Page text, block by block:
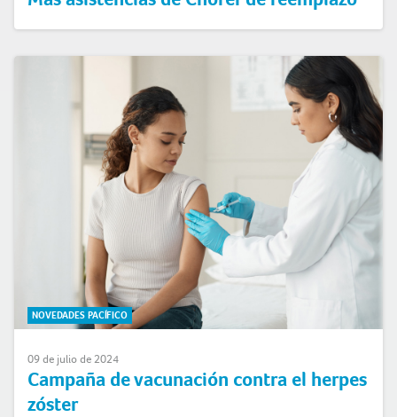
NOVEDADES PACÍFICO
09 de julio de 2024
Campaña de vacunación contra el herpes
zóster